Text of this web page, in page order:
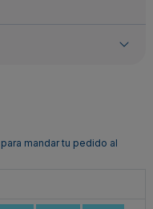
mandar tu pedido al